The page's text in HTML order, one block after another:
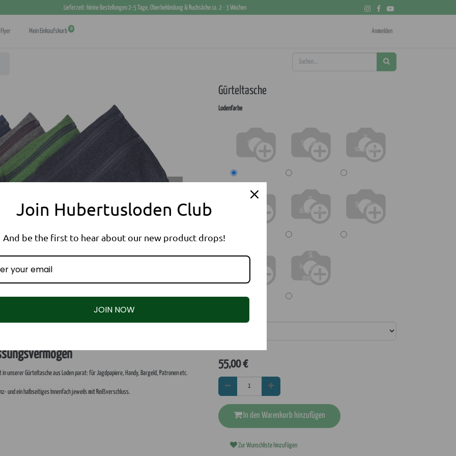
Lieferzeit: kleine Bestellungen 2-5 Tage, Oberbekleidung & Rucksäcke ca. 2 - 3 Wochen
Flyer Mein Einkaufskorb 0 Anmelden
unserer Gürteltasche aus Loden parat: für Jagdpapiere, Handy, Bargeld, Patronen etc.
und ein halbseitiges Innenfach jeweils mit Reißverschluss.
Gürteltasche
Lodenfarbe
SL grün SL braun
SL
steingrau
SL
dunkelrot
SL enzian
SL hellrot-
SL
hellgrün-
meliert
55,00€
In den Warenkorb hinzufügen
Zur Wunschliste hinzufügen
(DE)
Folge uns!
Instagram
Kontakt
Deutschland
kontakt@hubertusloden.com
+49 3771 31 98 48
Wir akzeptieren
Join Hubertusloden Club
And be the first to hear about our new product drops!
JOIN NOW